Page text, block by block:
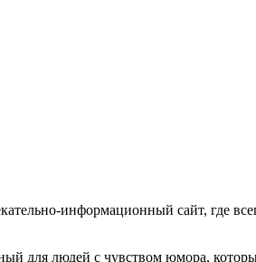
информационный сайт, где
для людей с чувством юмора,